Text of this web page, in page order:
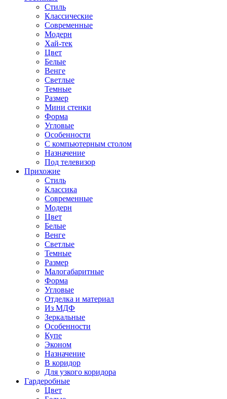
Стиль
Классические
Современные
Модерн
Хай-тек
Цвет
Белые
Венге
Светлые
Темные
Размер
Мини стенки
Форма
Угловые
Особенности
С компьютерным столом
Назначение
Под телевизор
Прихожие
Стиль
Классика
Современные
Модерн
Цвет
Белые
Венге
Светлые
Темные
Размер
Малогабаритные
Форма
Угловые
Отделка и материал
Из МДФ
Зеркальные
Особенности
Купе
Эконом
Назначение
В коридор
Для узкого коридора
Гардеробные
Цвет